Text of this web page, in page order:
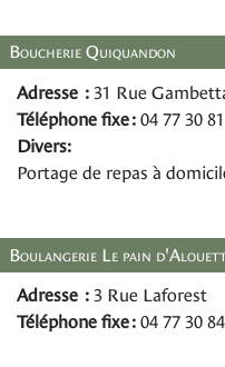
Boucherie Quiquandon
Adresse : 31 Rue
Téléphone fixe : 04 77 30
Divers:
Portage de repas à
Boulangerie Le pain
Adresse : 3 Rue Laforest
Téléphone fixe : 04 77 30